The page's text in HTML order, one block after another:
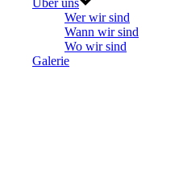
Wer wir sind
Wann wir sind
Wo wir sind
Galerie